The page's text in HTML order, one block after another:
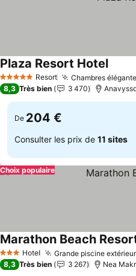
5 Étoiles Resort Chambres
Plaza Resort Hotel
8,3 Très bien 3 470
De 204 €
Consulter les prix de 11 sites
Choix populaire
3 ÉtoilesHotel Grande piscine
Marathon Beach
8,3 Très bien 3 267 Nea